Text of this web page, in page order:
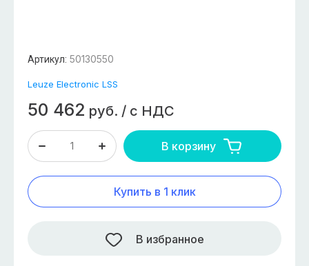
Артикул: 50130550
Leuze Electronic LSS
50 462 руб. / с НДС
В корзину
Купить в 1 клик
В избранное